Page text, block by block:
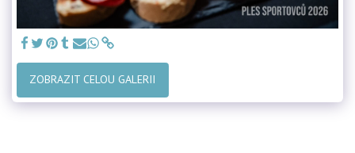
ZOBRAZIT CELOU GALERII